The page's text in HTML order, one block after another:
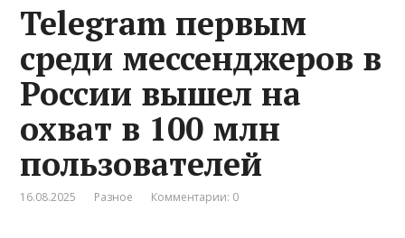
Telegram первым
среди мессенджеров в
России вышел на
охват в 100 млн
пользователей
16.08.2025 Разное Комментарии: 0